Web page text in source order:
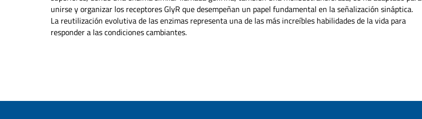
unirse y organizar los receptores GlyR que desempeñan un papel fundamental en la señalización sináptica.
La reutilización evolutiva de las enzimas representa una de las más increíbles habilidades de la vida para
responder a las condiciones cambiantes.